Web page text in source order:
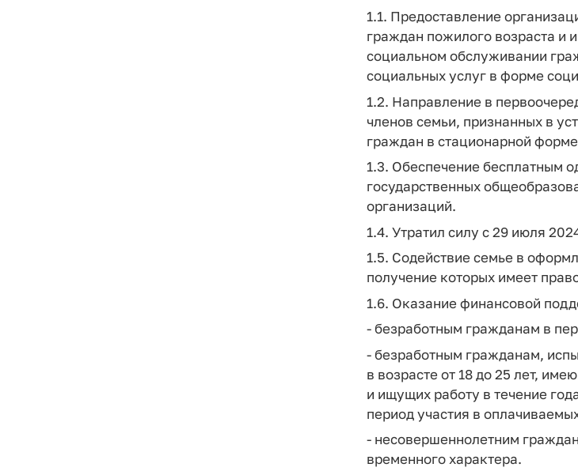
1.1. Предоставление
граждан пожилого возраста и
социальном обслуживании
социальных услуг в форме
1.2. Направление в
членов семьи, признанных в
граждан в стационарной
1.3. Обеспечение бесплатным
государственных
организаций.
1.4. Утратил силу с 29 июля
1.5. Содействие семье в
получение которых имеет
1.6. Оказание финансовой
- безработным гражданам в
- безработным гражданам,
в возрасте от 18 до 25 лет,
и ищущих работу в течение
период участия в
- несовершеннолетним
временного характера.